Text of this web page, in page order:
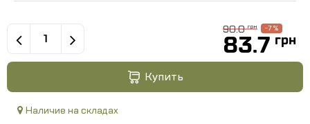
90.0грн -7 %
83.7 грн
Купить
Наличие на складах